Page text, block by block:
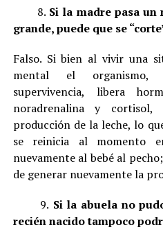
8. Si la madre pasa
grande, puede que se
Falso. Si bien al vivir una
mental el organismo,
supervivencia, libera
noradrenalina y
producción de la leche, lo
se reinicia al momento
nuevamente al bebé al
de generar nuevamente la
9. Si la abuela no
recién nacido tampoco